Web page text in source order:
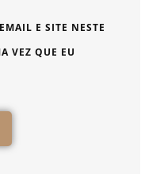
E SITE NESTE
VEZ QUE EU